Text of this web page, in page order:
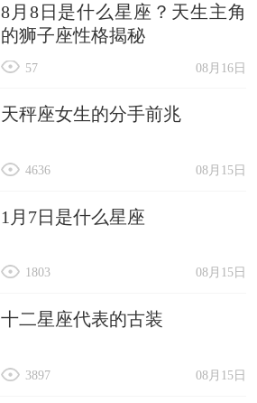
8月8日是什么星座？天生主角
的狮子座性格揭秘
08月16日
57
天秤座女生的分手前兆
08月15日
4636
1月7日是什么星座
08月15日
1803
十二星座代表的古装
08月15日
3897